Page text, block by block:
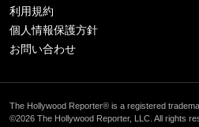
利用規約
個人情報保護方針
お問い合わせ
The Hollywood Reporter® is a registered
©2026 The Hollywood Reporter, LLC. All rights